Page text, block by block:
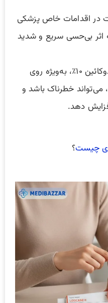
در اقدامات خاص پزشکی
اثر بی‌حسی سریع و شدید
استفاده خودسرانه از لیدوکائین ۱۰٪، به‌ویژه روی
خطرناک باشد و
دهد.
چیست؟